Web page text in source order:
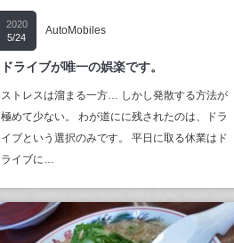
2020
5/24
AutoMobiles
ドライブが唯一の娯楽です。
ストレスは溜まる一方… しかし発散する方法が
極めて少ない。 わが道にに残されたのは、ドラ
イブという選択のみです。 平日に取る休業はド
ライブに…